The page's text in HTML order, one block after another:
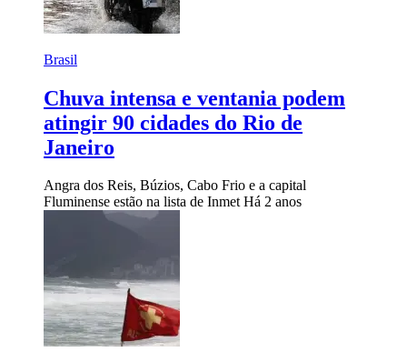
Brasil
Chuva intensa e ventania podem
atingir 90 cidades do Rio de
Janeiro
Angra dos Reis, Búzios, Cabo Frio e a capital
Fluminense estão na lista de InmetHá 2 anos